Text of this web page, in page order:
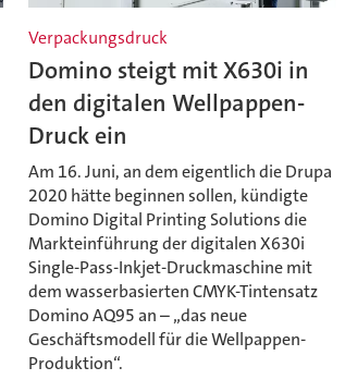
Verpackungsdruck
Domino steigt mit X630i in
den digitalen Wellpappen-
Druck ein
Am 16. Juni, an dem eigentlich die Drupa
2020 hätte beginnen sollen, kündigte
Domino Digital Printing Solutions die
Markteinführung der digitalen X630i
Single-Pass-Inkjet-Druckmaschine mit
dem wasserbasierten CMYK-Tintensatz
Domino AQ95 an – „das neue
Geschäftsmodell für die Wellpappen-
Produktion“.